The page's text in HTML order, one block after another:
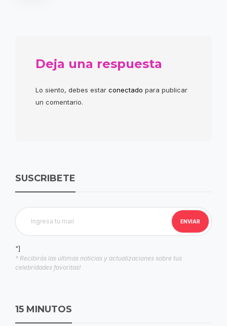
Deja una respuesta
Lo siento, debes estar conectado para publicar
un comentario.
SUSCRIBETE
"]
* Recibirás las últimas noticias y actualizaciones sobre tus
celebridades favoritas!
15 MINUTOS